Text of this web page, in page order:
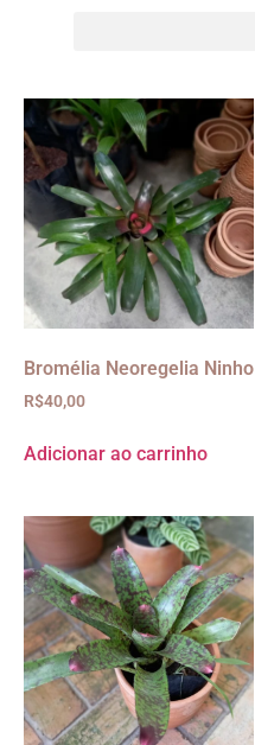
Bromélia Neoregelia Ninho
R$40,00
Adicionar ao carrinho